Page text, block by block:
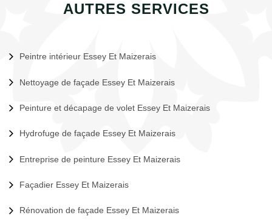
AUTRES SERVICES
Peintre intérieur Essey Et Maizerais
Nettoyage de façade Essey Et Maizerais
Peinture et décapage de volet Essey Et Maizerais
Hydrofuge de façade Essey Et Maizerais
Entreprise de peinture Essey Et Maizerais
Façadier Essey Et Maizerais
Rénovation de façade Essey Et Maizerais